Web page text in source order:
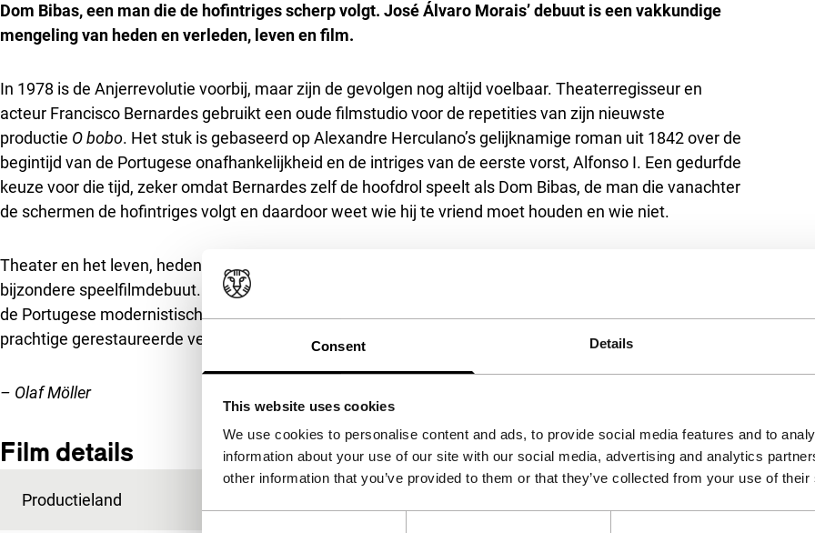
Consent Details
This website uses cookies
We use cookies to personalise content and ads, to provide social media features and to
information about your use of our site with our social media, advertising and analytics
other information that you’ve provided to them or that they’ve collected from your use of
Dom Bibas, een man die de hofintriges scherp volgt. José Álvaro Morais’ debuut is een vakkundige
mengeling van heden en verleden, leven en film.
In 1978 is de Anjerrevolutie voorbij, maar zijn de gevolgen nog altijd voelbaar. Theaterregisseur en
acteur Francisco Bernardes gebruikt een oude filmstudio voor de repetities van zijn nieuwste
productie O bobo. Het stuk is gebaseerd op Alexandre Herculano’s gelijknamige roman uit 1842 over de
begintijd van de Portugese onafhankelijkheid en de intriges van de eerste vorst, Alfonso I. Een gedurfde
keuze voor die tijd, zeker omdat Bernardes zelf de hoofdrol speelt als Dom Bibas, de man die vanachter
de schermen de hofintriges volgt en daardoor weet wie hij te vriend moet houden en wie niet.
Theater en het leven, heden en verleden, film en theater – alles loopt door elkaar in José Álvaro Morais’
bijzondere speelfilmdebuut. Het verfijnde spel van stilering en ironie maakt de film tot een voorloper van
de Portugese modernistische film. Na de vertoning op IFFR in 1988 keertThe Jesternu terug in een
prachtige gerestaureerde versie!
– Olaf Möller
Film details
Productieland